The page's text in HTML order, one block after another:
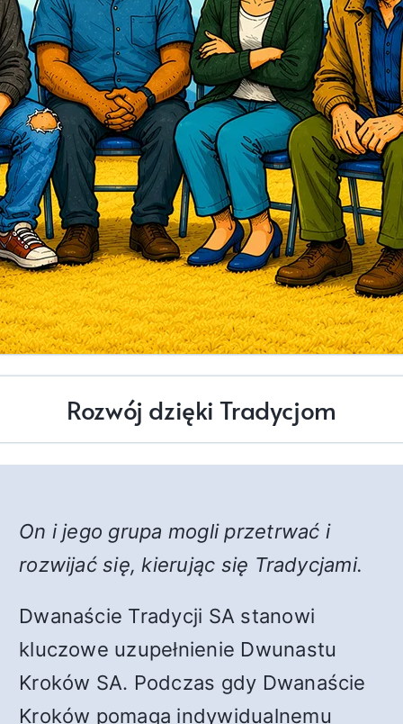
Rozwój dzięki Tradycjom
On i jego grupa mogli przetrwać i
rozwijać się, kierując się Tradycjami.
Dwanaście Tradycji SA stanowi
kluczowe uzupełnienie Dwunastu
Kroków SA. Podczas gdy Dwanaście
Kroków pomaga indywidualnemu